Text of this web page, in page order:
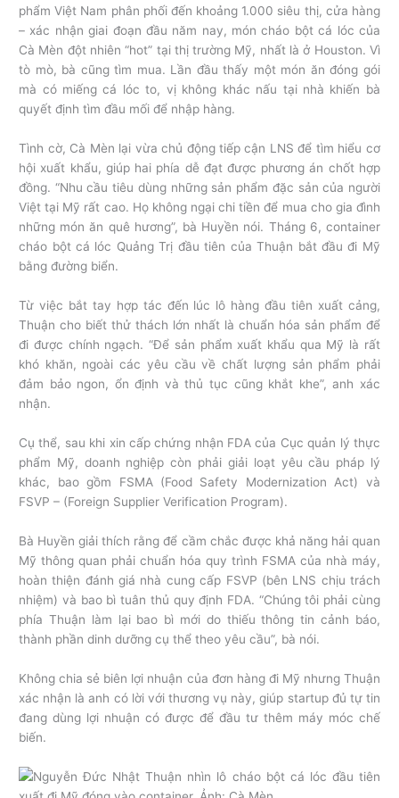
phẩm Việt Nam phân phối đến khoảng 1.000 siêu thị, cửa hàng
– xác nhận giai đoạn đầu năm nay, món cháo bột cá lóc của
Cà Mèn đột nhiên “hot” tại thị trường Mỹ, nhất là ở Houston. Vì
tò mò, bà cũng tìm mua. Lần đầu thấy một món ăn đóng gói
mà có miếng cá lóc to, vị không khác nấu tại nhà khiến bà
quyết định tìm đầu mối để nhập hàng.
Tình cờ, Cà Mèn lại vừa chủ động tiếp cận LNS để tìm hiểu cơ
hội xuất khẩu, giúp hai phía dễ đạt được phương án chốt hợp
đồng. “Nhu cầu tiêu dùng những sản phẩm đặc sản của người
Việt tại Mỹ rất cao. Họ không ngại chi tiền để mua cho gia đình
những món ăn quê hương”, bà Huyền nói. Tháng 6, container
cháo bột cá lóc Quảng Trị đầu tiên của Thuận bắt đầu đi Mỹ
bằng đường biển.
Từ việc bắt tay hợp tác đến lúc lô hàng đầu tiên xuất cảng,
Thuận cho biết thử thách lớn nhất là chuẩn hóa sản phẩm để
đi được chính ngạch. “Để sản phẩm xuất khẩu qua Mỹ là rất
khó khăn, ngoài các yêu cầu về chất lượng sản phẩm phải
đảm bảo ngon, ổn định và thủ tục cũng khắt khe”, anh xác
nhận.
Cụ thể, sau khi xin cấp chứng nhận FDA của Cục quản lý thực
phẩm Mỹ, doanh nghiệp còn phải giải loạt yêu cầu pháp lý
khác, bao gồm FSMA (Food Safety Modernization Act) và
FSVP – (Foreign Supplier Verification Program).
Bà Huyền giải thích rằng để cầm chắc được khả năng hải quan
Mỹ thông quan phải chuẩn hóa quy trình FSMA của nhà máy,
hoàn thiện đánh giá nhà cung cấp FSVP (bên LNS chịu trách
nhiệm) và bao bì tuân thủ quy định FDA. “Chúng tôi phải cùng
phía Thuận làm lại bao bì mới do thiếu thông tin cảnh báo,
thành phần dinh dưỡng cụ thể theo yêu cầu”, bà nói.
Không chia sẻ biên lợi nhuận của đơn hàng đi Mỹ nhưng Thuận
xác nhận là anh có lời với thương vụ này, giúp startup đủ tự tin
đang dùng lợi nhuận có được để đầu tư thêm máy móc chế
biến.